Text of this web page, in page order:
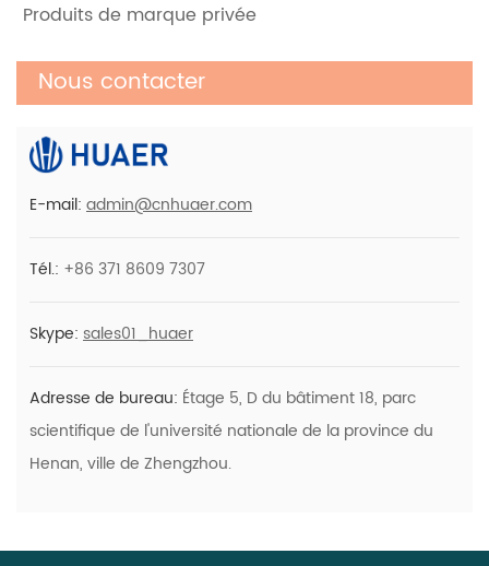
Poudre De Blanchiment Des Dents
Pour 5 Patients
Kits De Dosettes De Blanchiment Des
Dents Avec Lumière LED Bleue
Produits de marque privée
Nous contacter
E-mail: admin@cnhuaer.com
Tél.: +86 371 8609 7307
Skype: sales01_huaer
Adresse de bureau: Étage 5, D du bâtiment 18, parc
scientifique de l'université nationale de la province du
Henan, ville de Zhengzhou.